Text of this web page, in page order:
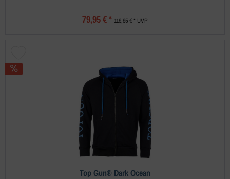
79,95 € * 119,95 € * UVP
Top Gun® Dark Ocean